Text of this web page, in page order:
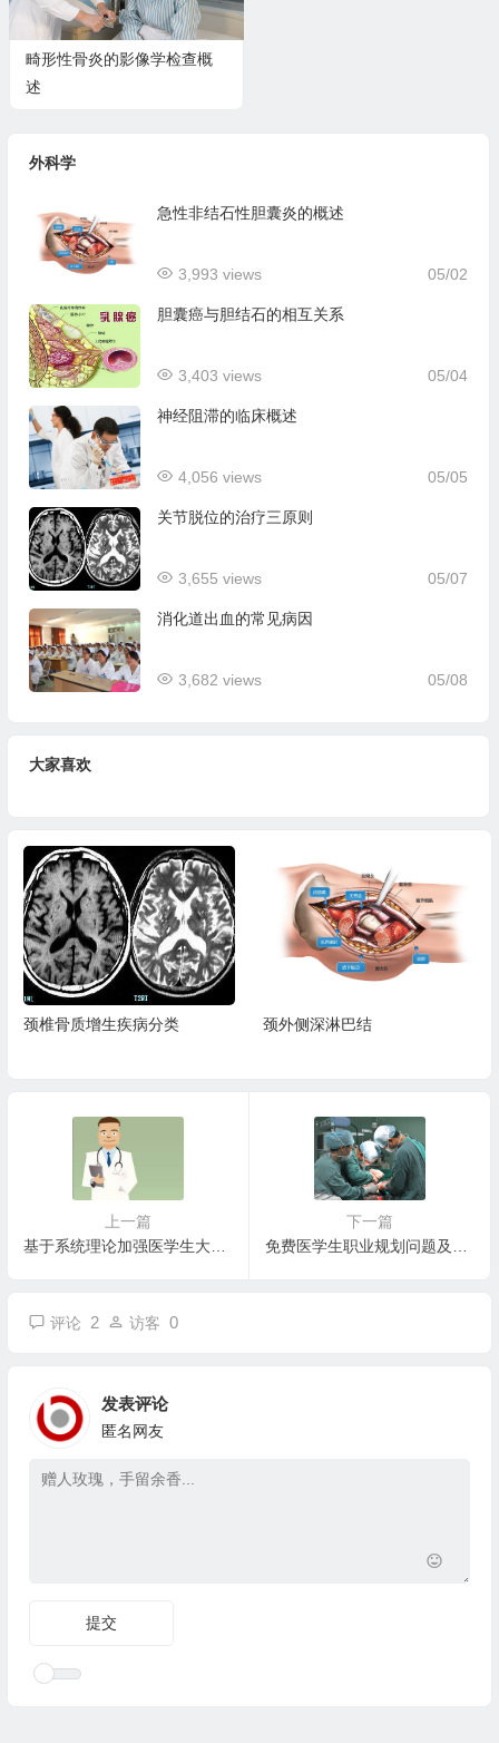
畸形性骨炎的影像学检查概
述
外科学
急性非结石性胆囊炎的概述
05/02
3,993 views
胆囊癌与胆结石的相互关系
05/04
3,403 views
神经阻滞的临床概述
05/05
4,056 views
关节脱位的治疗三原则
05/07
3,655 views
消化道出血的常见病因
05/08
3,682 views
大家喜欢
颈椎骨质增生疾病分类 颈外侧深淋巴结
上一篇
基于系统理论加强医学生大卫生观念的培养
下一篇
评论 2 访客 0
发表评论
匿名网友